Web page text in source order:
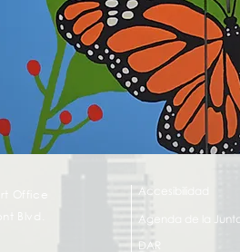
Office
Blvd.
Accesibilidad
Agenda de la
DAR